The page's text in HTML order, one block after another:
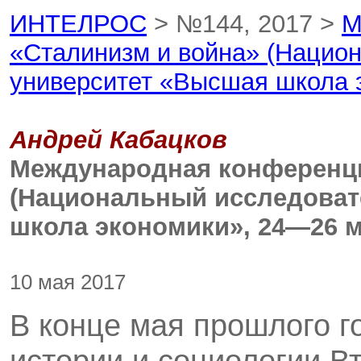
ИНТЕЛРОС > №144, 2017 >
«Сталинизм и война»
университет «Высшая школа
Андрей Кабацков
Международная
(Национальный
школа экономики», 24—26
10 мая 2017
В конце мая прошлого